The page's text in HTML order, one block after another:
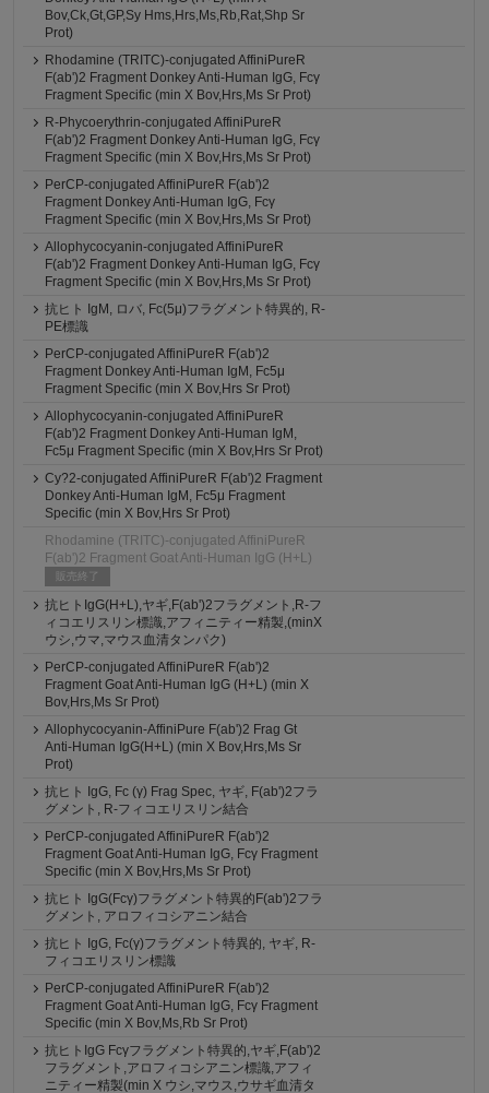
Bov,Ck,Gt,GP,Sy Hms,Hrs,Ms,Rb,Rat,Shp Sr
Prot)
Rhodamine (TRITC)-conjugated AffiniPureR
F(ab')2 Fragment Donkey Anti-Human IgG, Fcγ
Fragment Specific (min X Bov,Hrs,Ms Sr Prot)
R-Phycoerythrin-conjugated AffiniPureR
F(ab')2 Fragment Donkey Anti-Human IgG, Fcγ
Fragment Specific (min X Bov,Hrs,Ms Sr Prot)
PerCP-conjugated AffiniPureR F(ab')2
Fragment Donkey Anti-Human IgG, Fcγ
Fragment Specific (min X Bov,Hrs,Ms Sr Prot)
Allophycocyanin-conjugated AffiniPureR
F(ab')2 Fragment Donkey Anti-Human IgG, Fcγ
Fragment Specific (min X Bov,Hrs,Ms Sr Prot)
抗ヒト IgM, ロバ, Fc(5μ)フラグメント特異的, R-
PE標識
PerCP-conjugated AffiniPureR F(ab')2
Fragment Donkey Anti-Human IgM, Fc5μ
Fragment Specific (min X Bov,Hrs Sr Prot)
Allophycocyanin-conjugated AffiniPureR
F(ab')2 Fragment Donkey Anti-Human IgM,
Fc5μ Fragment Specific (min X Bov,Hrs Sr Prot)
Cy?2-conjugated AffiniPureR F(ab')2 Fragment
Donkey Anti-Human IgM, Fc5μ Fragment
Specific (min X Bov,Hrs Sr Prot)
Rhodamine (TRITC)-conjugated AffiniPureR
F(ab')2 Fragment Goat Anti-Human IgG (H+L)
販売終了
抗ヒトIgG(H+L),ヤギ,F(ab')2フラグメント,R-フ
ィコエリスリン標識,アフィニティー精製,(minX
ウシ,ウマ,マウス血清タンパク)
PerCP-conjugated AffiniPureR F(ab')2
Fragment Goat Anti-Human IgG (H+L) (min X
Bov,Hrs,Ms Sr Prot)
Allophycocyanin-AffiniPure F(ab')2 Frag Gt
Anti-Human IgG(H+L) (min X Bov,Hrs,Ms Sr
Prot)
抗ヒト IgG, Fc (γ) Frag Spec, ヤギ, F(ab')2フラ
グメント, R-フィコエリスリン結合
PerCP-conjugated AffiniPureR F(ab')2
Fragment Goat Anti-Human IgG, Fcγ Fragment
Specific (min X Bov,Hrs,Ms Sr Prot)
抗ヒト IgG(Fcγ)フラグメント特異的F(ab')2フラ
グメント, アロフィコシアニン結合
抗ヒト IgG, Fc(γ)フラグメント特異的, ヤギ, R-
フィコエリスリン標識
PerCP-conjugated AffiniPureR F(ab')2
Fragment Goat Anti-Human IgG, Fcγ Fragment
Specific (min X Bov,Ms,Rb Sr Prot)
抗ヒトIgG Fcγフラグメント特異的,ヤギ,F(ab')2
フラグメント,アロフィコシアニン標識,アフィ
ニティー精製(min X ウシ,マウス,ウサギ血清タ